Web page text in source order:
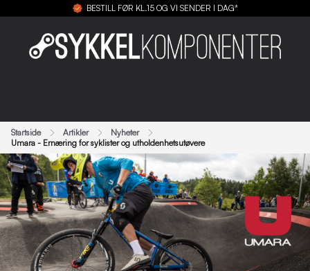
BESTILL FØR KL.15 OG VI SENDER I DAG*
Startside Artikler
Nyheter
Umara - Ernæring for syklister og utholdenhetsutøvere